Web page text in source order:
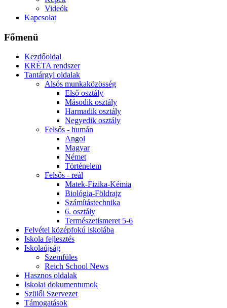
Videók
Kapcsolat
Főmenü
Kezdőoldal
KRÉTA rendszer
Tantárgyi oldalak
Alsós munkaközösség
Első osztály
Második osztály
Harmadik osztály
Negyedik osztály
Felsős - humán
Angol
Magyar
Német
Történelem
Felsős - reál
Matek-Fizika-Kémia
Biológia-Földrajz
Számítástechnika
6. osztály
Természetismeret 5-6
Felvétel középfokú iskolába
Iskola fejlesztés
Iskolaújság
Szemfüles
Reich School News
Hasznos oldalak
Iskolai dokumentumok
Szülői Szervezet
Támogatások